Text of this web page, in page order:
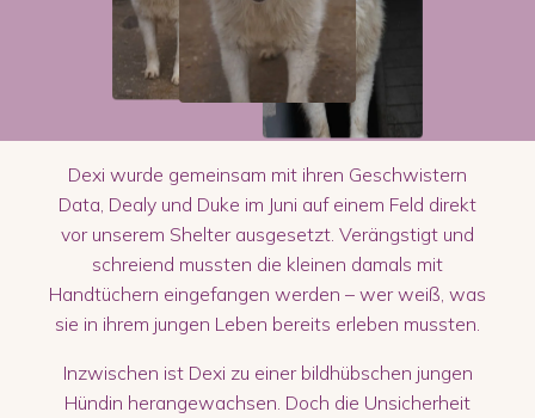
Dexi wurde gemeinsam mit ihren Geschwistern
Data, Dealy und Duke im Juni auf einem Feld direkt
vor unserem Shelter ausgesetzt. Verängstigt und
schreiend mussten die kleinen damals mit
Handtüchern eingefangen werden – wer weiß, was
sie in ihrem jungen Leben bereits erleben mussten.
Inzwischen ist Dexi zu einer bildhübschen jungen
Hündin herangewachsen. Doch die Unsicherheit